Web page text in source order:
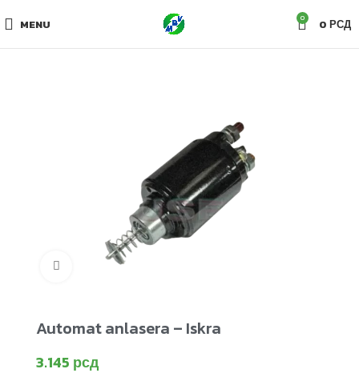
MENU 0 0 РСД
Click to enlarge
Automat anlasera – Iskra
3.145 рсд